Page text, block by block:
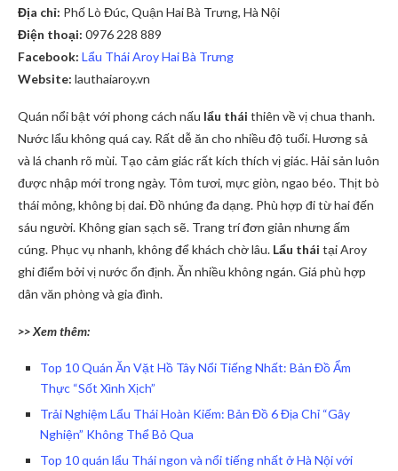
Địa chỉ: Phố Lò Đúc, Quận Hai Bà Trưng, Hà Nội
Điện thoại: 0976 228 889
Facebook: Lẩu Thái Aroy Hai Bà Trưng
Website: lauthaiaroy.vn
Quán nổi bật với phong cách nấu lẩu thái thiên về vị chua thanh.
Nước lẩu không quá cay. Rất dễ ăn cho nhiều độ tuổi. Hương sả
và lá chanh rõ mùi. Tạo cảm giác rất kích thích vị giác. Hải sản luôn
được nhập mới trong ngày. Tôm tươi, mực giòn, ngao béo. Thịt bò
thái mỏng, không bị dai. Đồ nhúng đa dạng. Phù hợp đi từ hai đến
sáu người. Không gian sạch sẽ. Trang trí đơn giản nhưng ấm
cúng. Phục vụ nhanh, không để khách chờ lâu. Lẩu thái tại Aroy
ghi điểm bởi vị nước ổn định. Ăn nhiều không ngán. Giá phù hợp
dân văn phòng và gia đình.
>> Xem thêm:
Top 10 Quán Ăn Vặt Hồ Tây Nổi Tiếng Nhất: Bản Đồ Ẩm
Thực “Sốt Xình Xịch”
Trải Nghiệm Lẩu Thái Hoàn Kiếm: Bản Đồ 6 Địa Chỉ “Gây
Nghiện” Không Thể Bỏ Qua
Top 10 quán lẩu Thái ngon và nổi tiếng nhất ở Hà Nội với